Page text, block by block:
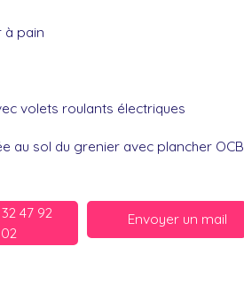
à pain
volets roulants électriques
au sol du grenier avec plancher OCB
47 92
02
Envoyer un mail